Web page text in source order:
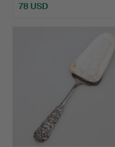
78 USD